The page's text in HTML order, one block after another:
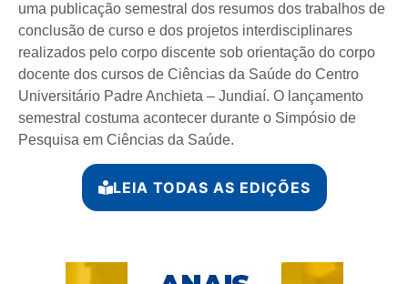
uma publicação semestral dos resumos dos trabalhos de
conclusão de curso e dos projetos interdisciplinares
realizados pelo corpo discente sob orientação do corpo
docente dos cursos de Ciências da Saúde do Centro
Universitário Padre Anchieta – Jundiaí. O lançamento
semestral costuma acontecer durante o Simpósio de
Pesquisa em Ciências da Saúde.
LEIA TODAS AS EDIÇÕES